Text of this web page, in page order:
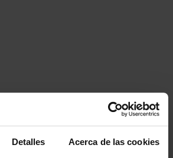
Detalles Acerca de las cookies